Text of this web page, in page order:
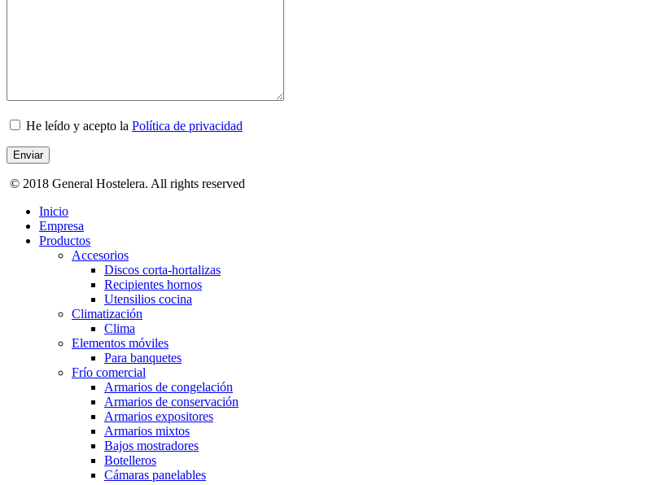
He leído y acepto la Política de privacidad
© 2018 General Hostelera. All rights reserved
Inicio
Empresa
Productos
Accesorios
Discos corta-hortalizas
Recipientes hornos
Utensilios cocina
Climatización
Clima
Elementos móviles
Para banquetes
Frío comercial
Armarios de congelación
Armarios de conservación
Armarios expositores
Armarios mixtos
Bajos mostradores
Botelleros
Cámaras panelables